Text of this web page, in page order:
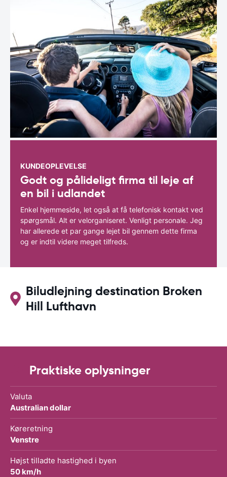
KUNDEOPLEVELSE
Godt og pålideligt firma til leje af
en bil i udlandet
Enkel hjemmeside, let også at få telefonisk kontakt ved
spørgsmål. Alt er velorganiseret. Venligt personale. Jeg
har allerede et par gange lejet bil gennem dette firma
og er indtil videre meget tilfreds.
Biludlejning destination Broken
Hill Lufthavn
Praktiske oplysninger
Valuta
Australian dollar
Køreretning
Venstre
Højst tilladte hastighed i byen
50 km/h